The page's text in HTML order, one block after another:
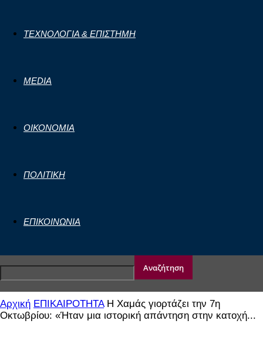
ΤΕΧΝΟΛΟΓΙΑ & ΕΠΙΣΤΗΜΗ
MEDIA
ΟΙΚΟΝΟΜΙΑ
ΠΟΛΙΤΙΚΗ
ΕΠΙΚΟΙΝΩΝΙΑ
Αρχική ΕΠΙΚΑΙΡΟΤΗΤΑ Η Χαμάς γιορτάζει την 7η
Οκτωβρίου: «Ήταν μια ιστορική απάντηση στην κατοχή...